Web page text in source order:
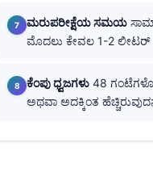
ಮರುಪರೀಕ್ಷೆಯ ಸಮಯ
ಮೊದಲು ಕೇವಲ 1-2 ಲೀಟರ್
ಕೆಂಪು ಧ್ವಜಗಳು 48
ಅಥವಾ ಅದಕ್ಕಿಂತ